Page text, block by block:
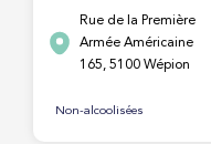
Rue de la Première
Armée Américaine
165, 5100 Wépion
Non-alcoolisées